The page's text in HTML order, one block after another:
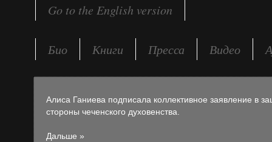
Go to the English version
Био Книги Пресса Видео
Алиса Ганиева подписала коллективное заявление в
стороны чеченского духовенства.
Дальше »